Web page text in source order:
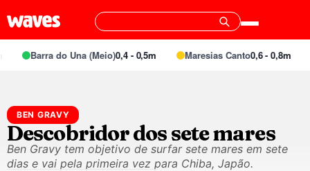
Barra do Una (Meio)0,4 - 0,5m Maresias Canto0,6 - 0,8m
BEN GRAVY
Descobridor dos sete mares
Ben Gravy tem objetivo de surfar sete mares em sete
dias e vai pela primeira vez para Chiba, Japão.